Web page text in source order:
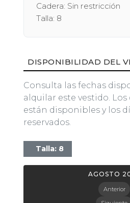
Cadera: Sin restricción
Talla: 8
DISPONIBILIDAD DEL
Consulta las fechas
alquilar este vestido. Los
están disponibles y los
reservados.
Talla: 8
Anterior
AGOSTO